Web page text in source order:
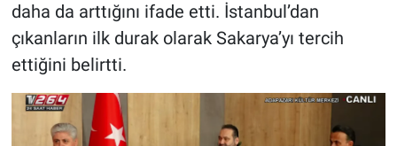
daha da arttığını ifade etti. İstanbul’dan
çıkanların ilk durak olarak Sakarya’yı tercih
ettiğini belirtti.